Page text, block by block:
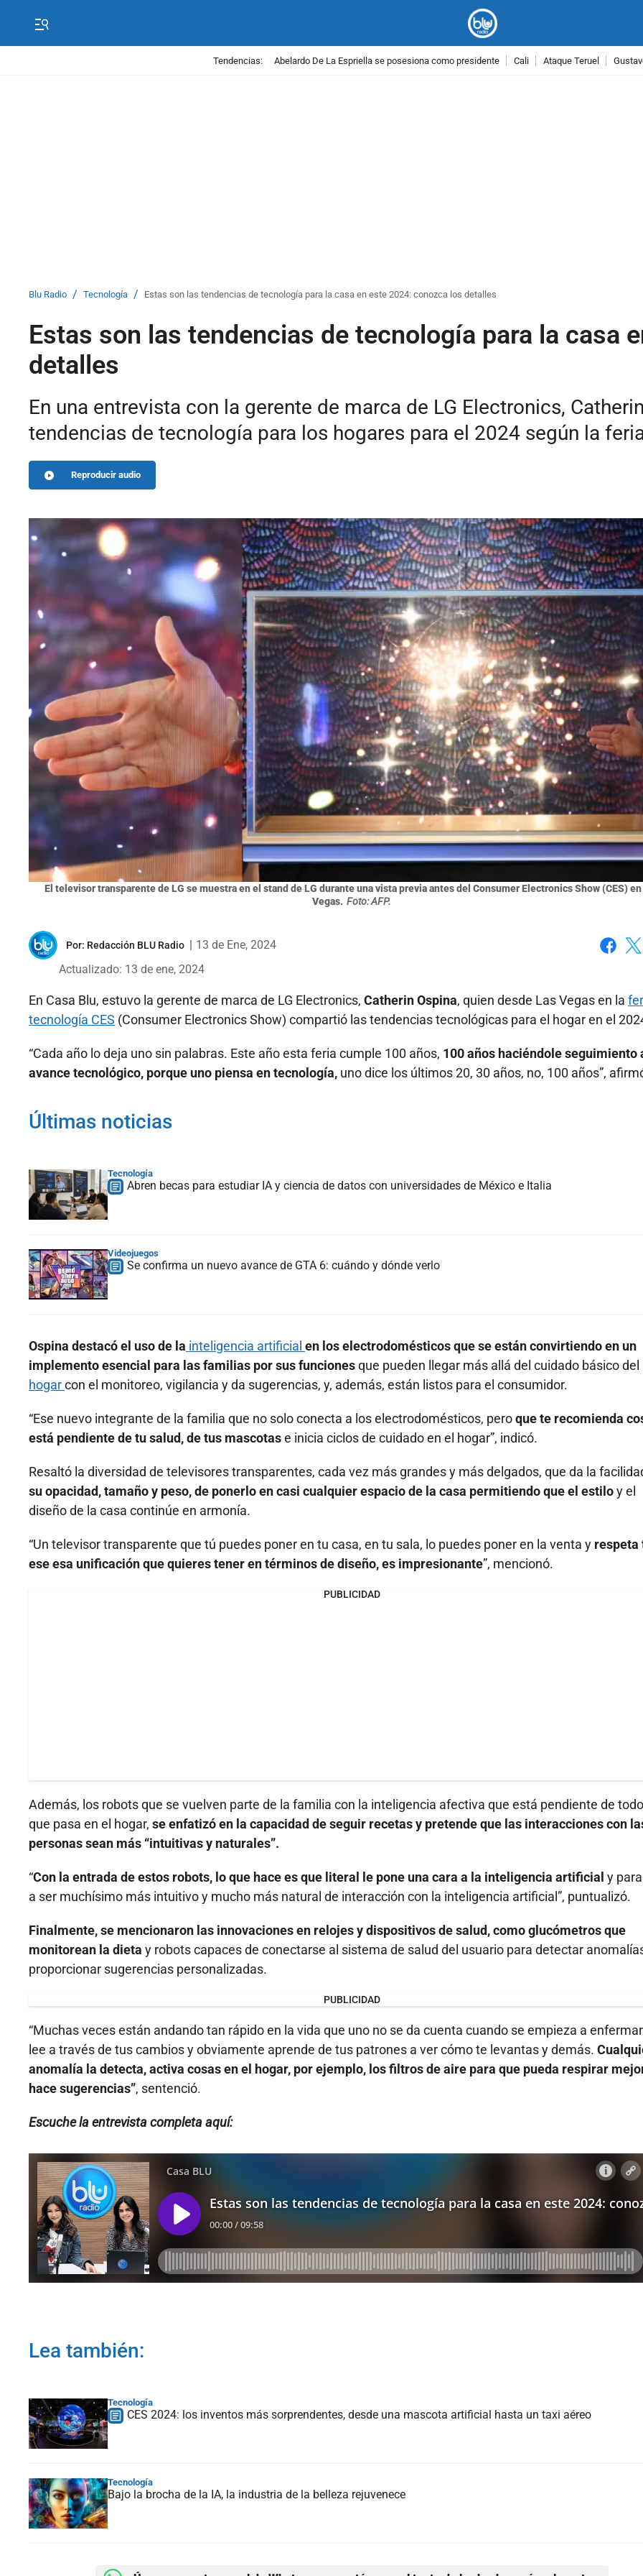
Tendencias: Abelardo De La Espriella se posesiona como presidente Cali Ataque Teruel
Blu Radio / Tecnología / Estas son las tendencias de tecnología para la casa en este 2024: conozca los detalles
Estas son las tendencias de tecnología para la casa
detalles
En una entrevista con la gerente de marca de LG Electronics,
tendencias de tecnología para los hogares para el 2024 según la
Reproducir audio
El televisor transparente de LG se muestra en el stand de LG durante una vista previa antes del Consumer Electronics Show (CES) en
Vegas. Foto: AFP.
Por: Redacción BLU Radio
13 de Ene, 2024
Actualizado: 13 de ene, 2024
En Casa Blu, estuvo la gerente de marca de LG Electronics, Catherin Ospina, quien desde Las Vegas en la
tecnología CES (Consumer Electronics Show) compartió las tendencias tecnológicas para el hogar en el
“Cada año lo deja uno sin palabras. Este año esta feria cumple 100 años, 100 años haciéndole seguimiento
avance tecnológico, porque uno piensa en tecnología, uno dice los últimos 20, 30 años, no, 100 años”,
Últimas noticias
Tecnología
Abren becas para estudiar IA y ciencia de datos con universidades de México e Italia
Videojuegos
Se confirma un nuevo avance de GTA 6: cuándo y dónde verlo
Ospina destacó el uso de la inteligencia artificial en los electrodomésticos que se están convirtiendo en un
implemento esencial para las familias por sus funcionesque pueden llegar más allá del cuidado básico del
hogarcon el monitoreo, vigilancia y da sugerencias, y, además, están listos para el consumidor.
“Ese nuevo integrante de la familia que no solo conecta a los electrodomésticos, peroque te recomienda
está pendiente de tu salud, de tus mascotase inicia ciclos de cuidado en el hogar”, indicó.
Resaltó la diversidad de televisores transparentes, cada vez más grandes y más delgados, que da la
su opacidad, tamaño y peso, de ponerlo en casi cualquier espacio de la casa permitiendo que el estiloy el
diseño de la casa continúe en armonía.
“Un televisor transparente que tú puedes poner en tu casa, en tu sala, lo puedes poner en la venta y respeta
ese esa unificación que quieres tener en términos de diseño, es impresionante”, mencionó.
PUBLICIDAD
Además, los robots que se vuelven parte de la familia con la inteligencia afectiva que está pendiente de
que pasa en el hogar, se enfatizó en la capacidad de seguir recetas y pretende que las interacciones con
personas sean más “intuitivas y naturales”.
“Con la entrada de estos robots, lo que hace es que literal le pone una cara a la inteligencia artificial y
a ser muchísimo más intuitivo y mucho más natural de interacción con la inteligencia artificial”, puntualizó.
Finalmente, se mencionaron las innovaciones en relojes y dispositivos de salud, como glucómetros que
monitorean la dieta y robots capaces de conectarse al sistema de salud del usuario para detectar
proporcionar sugerencias personalizadas.
PUBLICIDAD
“Muchas veces están andando tan rápido en la vida que uno no se da cuenta cuando se empieza a
lee a través de tus cambios y obviamente aprende de tus patrones a ver cómo te levantas y demás.
anomalía la detecta, activa cosas en el hogar, por ejemplo, los filtros de aire para que pueda respirar
hace sugerencias”, sentenció.
Escuche la entrevista completa aquí:
Lea también:
Tecnología
CES 2024: los inventos más sorprendentes, desde una mascota artificial hasta un taxi aéreo
Tecnología
Bajo la brocha de la IA, la industria de la belleza rejuvenece